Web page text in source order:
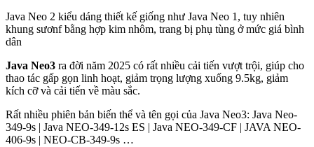
Java Neo 2 kiểu dáng thiết kế giống như Java Neo 1, tuy nhiên
khung sươnf bằng hợp kim nhôm, trang bị phụ tùng ở mức giá bình
dân
Java Neo3 ra đời năm 2025 có rất nhiều cải tiến vượt trội, giúp cho
thao tác gấp gọn linh hoạt, giảm trọng lượng xuống 9.5kg, giảm
kích cỡ và cải tiến về màu sắc.
Rất nhiều phiên bản biến thể và tên gọi của Java Neo3: Java Neo-
349-9s | Java NEO-349-12s ES | Java NEO-349-CF | JAVA NEO-
406-9s | NEO-CB-349-9s …